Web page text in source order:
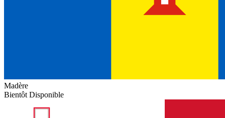
Madère
Bientôt Disponible